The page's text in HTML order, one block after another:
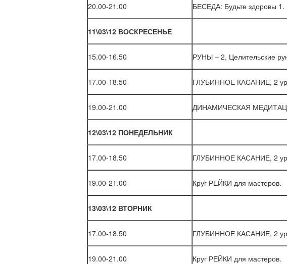
20.00-21.00 БЕСЕДА: Будьте здоровы 1.
11\03\12 ВОСКРЕСЕНЬЕ
15.00-16.50 РУНЫ – 2, Целительские
17.00-18.50 ГЛУБИННОЕ КАСАНИЕ, 2
19.00-21.00 ДИНАМИЧЕСКАЯ
12\03\12 ПОНЕДЕЛЬНИК
17.00-18.50 ГЛУБИННОЕ КАСАНИЕ, 2
19.00-21.00 Круг РЕЙКИ для мастеров.
13\03\12 ВТОРНИК
17.00-18.50 ГЛУБИННОЕ КАСАНИЕ, 2
19.00-21.00 Круг РЕЙКИ для мастеров.